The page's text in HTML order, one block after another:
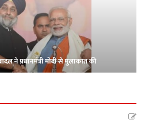
ने प्रधानमंत्री मोदी से मुलाकात की